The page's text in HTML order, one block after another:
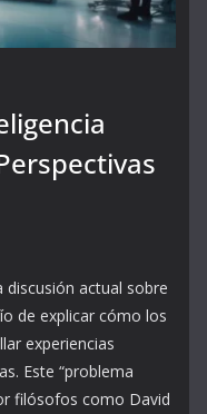
discusión actual sobre
de explicar cómo los
experiencias
Este “problema
filósofos como David